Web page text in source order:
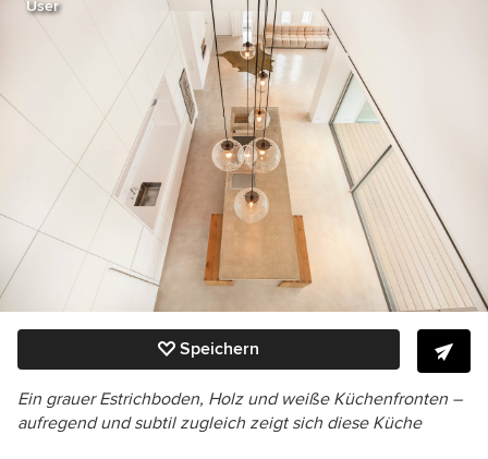
User
Speichern
Ein grauer Estrichboden, Holz und weiße Küchenfronten –
aufregend und subtil zugleich zeigt sich diese Küche